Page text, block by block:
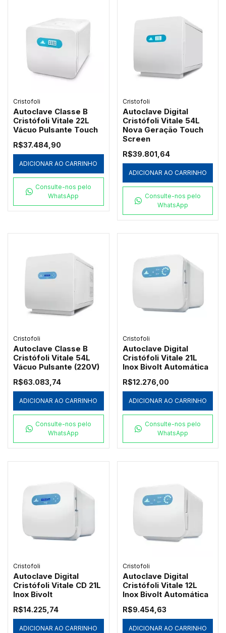
Cristofoli
Autoclave Classe B
Cristófoli Vitale 22L
Vácuo Pulsante Touch
R$37.484,90
ADICIONAR AO CARRINHO
Consulte-nos pelo
WhatsApp
Cristofoli
Autoclave Digital
Cristófoli Vitale 54L
Nova Geração Touch
Screen
R$39.801,64
ADICIONAR AO CARRINHO
Consulte-nos pelo
WhatsApp
Cristofoli
Autoclave Classe B
Cristófoli Vitale 54L
Vácuo Pulsante (220V)
R$63.083,74
ADICIONAR AO CARRINHO
Consulte-nos pelo
WhatsApp
Cristofoli
Autoclave Digital
Cristófoli Vitale 21L
Inox Bivolt Automática
R$12.276,00
ADICIONAR AO CARRINHO
Consulte-nos pelo
WhatsApp
Cristofoli
Autoclave Digital
Cristófoli Vitale CD 21L
Inox Bivolt
R$14.225,74
ADICIONAR AO CARRINHO
Cristofoli
Autoclave Digital
Cristófoli Vitale 12L
Inox Bivolt Automática
R$9.454,63
ADICIONAR AO CARRINHO